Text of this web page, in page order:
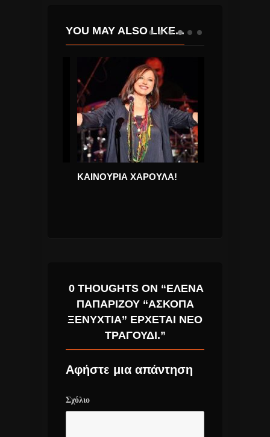
YOU MAY ALSO LIKE...
ΚΑΙΝΟΥΡΙΑ ΧΑΡΟΥΛΑ!
0 THOUGHTS ON “ΈΛΕΝΑ
ΠΑΠΑΡΊΖΟΥ “ΆΣΚΟΠΑ
ΞΕΝΎΧΤΙΑ” ΈΡΧΕΤΑΙ ΝΈΟ
ΤΡΑΓΟΎΔΙ.”
Αφήστε μια απάντηση
Σχόλιο